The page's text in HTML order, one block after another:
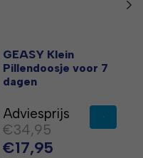
GEASY Klein
Pillendoosje voor 7
dagen
Adviesprijs
€34,95
€17,95